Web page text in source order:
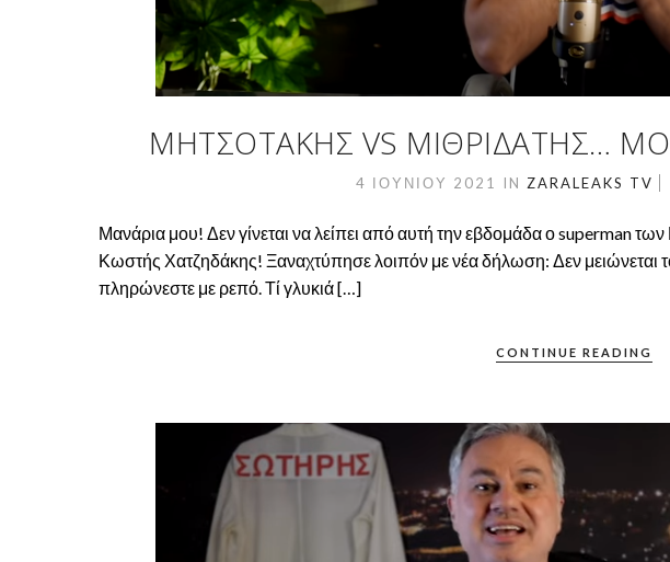
ΜΗΤΣΟΤΆΚΗΣ VS ΜΙΘΡΙΔΆΤΗΣ…
4 ΙΟΥΝΊΟΥ 2021 IN ZARALEAKS TV
Μανάρια μου! Δεν γίνεται να λείπει από αυτή την εβδομάδα ο superman
Κωστής Χατζηδάκης! Ξαναχτύπησε λοιπόν με νέα δήλωση: Δεν μειώνεται
πληρώνεστε με ρεπό. Τί γλυκιά […]
CONTINUE READING